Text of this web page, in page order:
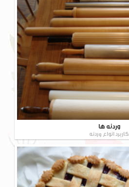
وردنه ها
کاربرد انواع وردنه